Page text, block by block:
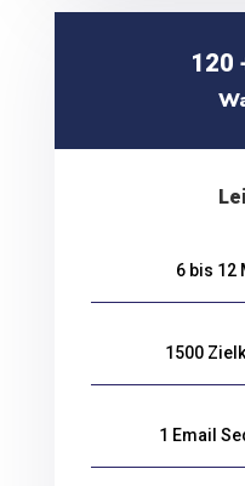
120
6 bis 12
1500
1 Email